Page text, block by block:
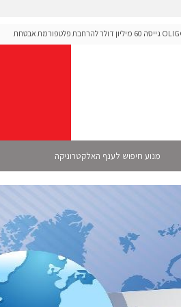
OLIGO Security גייסה 60 מיליון דולר להרחבת פלטפורמת אבטחת
מנוע חיפוש לענף האלקטרוניקה